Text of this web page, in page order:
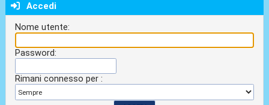
Accedi
Nome utente:
Password:
Rimani connesso per :